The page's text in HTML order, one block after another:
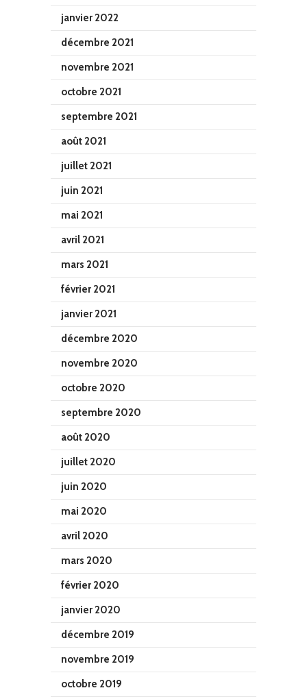
janvier 2022
décembre 2021
novembre 2021
octobre 2021
septembre 2021
août 2021
juillet 2021
juin 2021
mai 2021
avril 2021
mars 2021
février 2021
janvier 2021
décembre 2020
novembre 2020
octobre 2020
septembre 2020
août 2020
juillet 2020
juin 2020
mai 2020
avril 2020
mars 2020
février 2020
janvier 2020
décembre 2019
novembre 2019
octobre 2019